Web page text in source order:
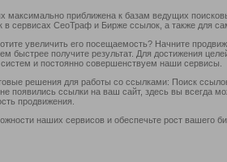
максимально приближена к базам ведущих
в сервисах СеоТраф и Бирже ссылок, а также для
увеличить его посещаемость? Начните
быстрее получите результат. Для достижения
и постоянно совершенствуем наши сервисы.
решения для работы со ссылками: Поиск
появились ссылки на ваш сайт, здесь вы всегда
продвижения.
наших сервисов и обеспечьте рост вашего